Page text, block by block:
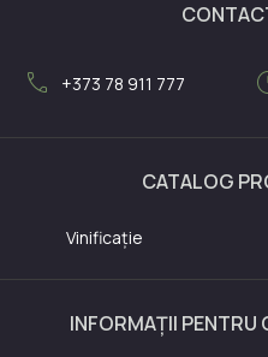
call +373 78 911 777
CATALOG
Vinificație
INFORMAȚII PENTRU